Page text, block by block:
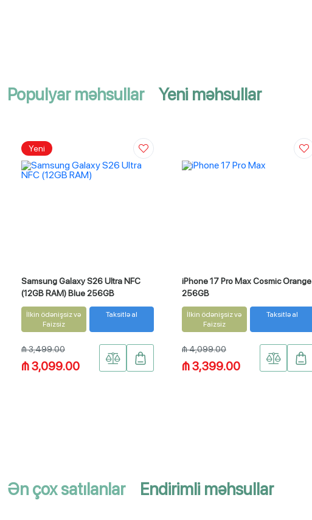
Populyar məhsullar Yeni məhsullar
Yeni
Samsung Galaxy S26 Ultra NFC
(12GB RAM) Blue 256GB
İlkin ödənişsiz və
Faizsiz
Taksitlə al
₼ 3,499.00
₼ 3,099.00
iPhone 17 Pro Max Cosmic Orange
256GB
İlkin ödənişsiz və
Faizsiz
Taksitlə al
₼ 4,099.00
₼ 3,399.00
Ən çox satılanlar Endirimli məhsullar